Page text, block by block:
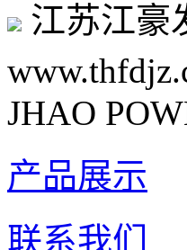
江苏江
JHAO
产品展示
联系我们